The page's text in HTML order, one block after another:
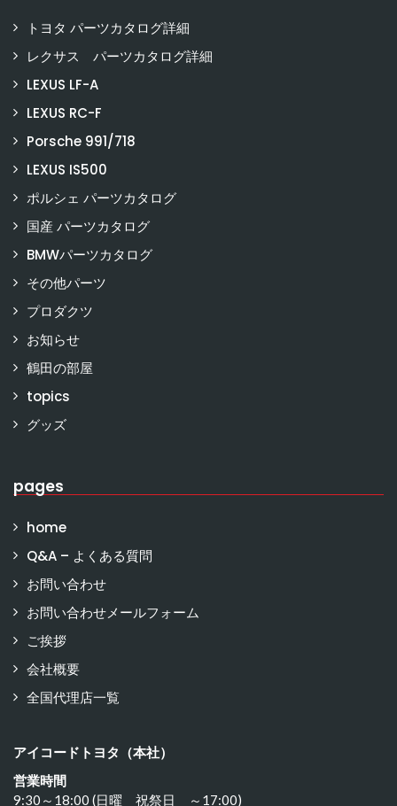
トヨタ パーツカタログ詳細
レクサス パーツカタログ詳細
LEXUS LF-A
LEXUS RC-F
Porsche 991/718
LEXUS IS500
ポルシェ パーツカタログ
国産 パーツカタログ
BMWパーツカタログ
その他パーツ
プロダクツ
お知らせ
鶴田の部屋
topics
グッズ
pages
home
Q&A – よくある質問
お問い合わせ
お問い合わせメールフォーム
ご挨拶
会社概要
全国代理店一覧
アイコードトヨタ（本社）
営業時間
9:30～18:00 (日曜 祝祭日 ～17:00)